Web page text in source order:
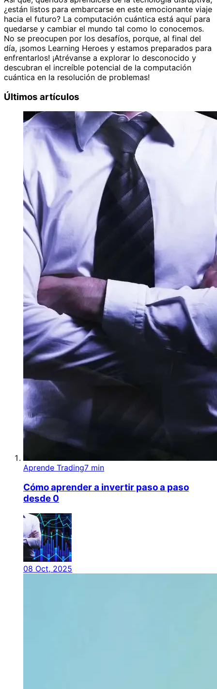
¿están listos para embarcarse en este emocionante viaje
hacia el futuro? La computación cuántica está aquí para
quedarse y cambiar el mundo tal como lo conocemos.
No se preocupen por los desafíos, porque, al final del
día, ¡somos Learning Heroes y estamos preparados para
enfrentarlos! ¡Atrévanse a explorar lo desconocido y
descubran el increíble potencial de la computación
cuántica en la resolución de problemas!
Últimos artículos
Aprende Trading7 min
Cómo aprender a invertir paso a paso
desde 0
08 Oct, 2025